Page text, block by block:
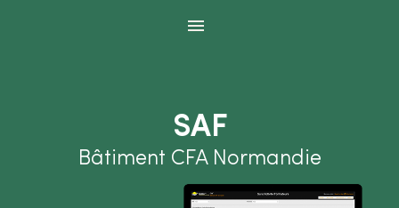
SAF
Bâtiment CFA Normandie